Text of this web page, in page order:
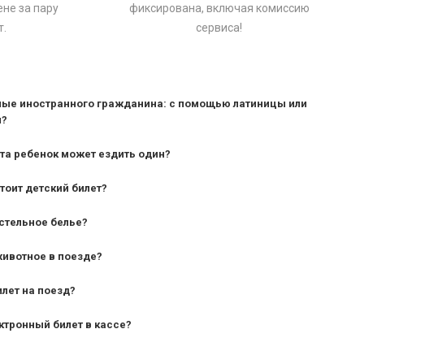
за пару
фиксирована, включая комиссию
сервиса!
иностранного гражданина: с помощью латиницы или
ребенок может ездить один?
следования — от 10 лет и старше;
детский билет?
белье?
в поезде?
на поезд?
билет в кассе?